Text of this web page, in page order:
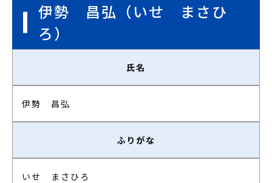
伊勢 昌弘 （いせ まさひ
ろ）
氏名
伊勢 昌弘
ふりがな
いせ まさひろ